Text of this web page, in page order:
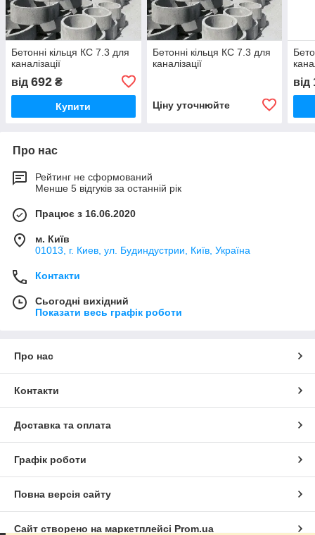
Бетонні кільця КС 7.3 для
каналізації
від 692 ₴
Купити
Бетонні кільця КС 7.3 для
каналізації
Ціну уточнюйте
від
Про нас
Рейтинг не сформований
Менше 5 відгуків за останній рік
Працює з 16.06.2020
м. Київ
01013, г. Киев, ул. Будиндустрии, Київ, Україна
Контакти
Сьогодні вихідний
Показати весь графік роботи
Про нас
Контакти
Доставка та оплата
Графік роботи
Повна версія сайту
Сайт створено на маркетплейсі Prom.ua